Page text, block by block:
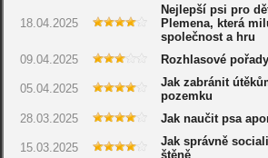
18.04.2025
Nejlepší psi pro
Plemena, která
společnost a hru
09.04.2025 Rozhlasové
05.04.2025
Jak zabránit
pozemku
28.03.2025 Jak naučit psa
15.03.2025
Jak správně
štěně